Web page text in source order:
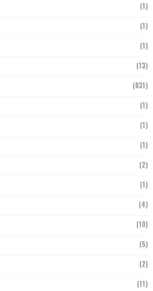
(1)
(1)
(1)
(13)
(831)
(1)
(1)
(1)
(2)
(1)
(4)
(10)
(5)
(2)
(11)